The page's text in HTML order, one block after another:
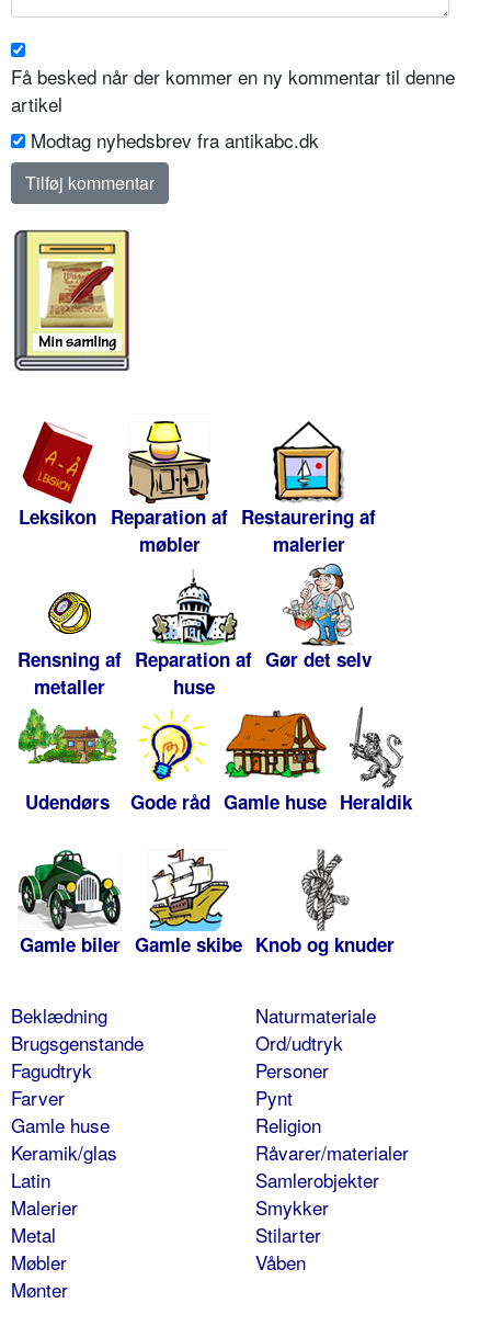
Få besked når der kommer en ny kommentar til denne
artikel
Modtag nyhedsbrev fra antikabc.dk
Leksikon Reparation af
møbler
Restaurering af
malerier
Rensning af
metaller
Reparation af
huse
Gør det selv
Udendørs Gode råd Gamle huse Heraldik
Gamle biler Gamle skibe Knob og knuder
Beklædning
Brugsgenstande
Fagudtryk
Farver
Gamle huse
Keramik/glas
Latin
Malerier
Metal
Møbler
Mønter
Naturmateriale
Ord/udtryk
Personer
Pynt
Religion
Råvarer/materialer
Samlerobjekter
Smykker
Stilarter
Våben